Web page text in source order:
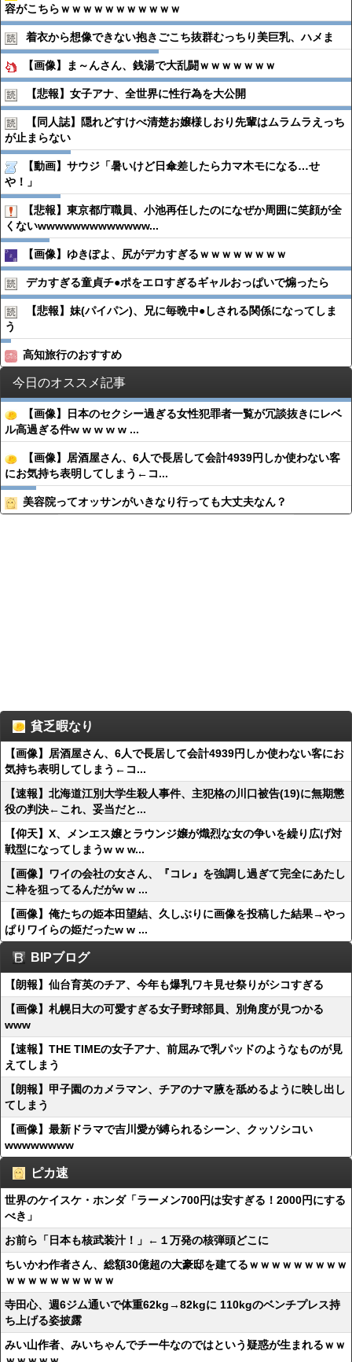
容がこちらｗｗｗｗｗｗｗｗｗｗｗ
着衣から想像できない抱きごこち抜群むっちり美巨乳、ハメま
【画像】ま～んさん、銭湯で大乱闘ｗｗｗｗｗｗｗ
【悲報】女子アナ、全世界に性行為を大公開
【同人誌】隠れどすけべ清楚お嬢様しおり先輩はムラムラえっち
が止まらない
【動画】サウジ「暑いけど日傘差したら力マ木モになる…せ
や！」
【悲報】東京都庁職員、小池再任したのになぜか周囲に笑顔が全
くないwwwwwwwwwwwww...
【画像】ゆきぽよ、尻がデカすぎるｗｗｗｗｗｗｗｗ
デカすぎる童貞チ●︎ポをエロすぎるギャルおっぱいで煽ったら
【悲報】妹(パイパン)、兄に毎晩中●︎しされる関係になってしま
う
高知旅行のおすすめ
今日のオススメ記事
【画像】日本のセクシー過ぎる女性犯罪者一覧が冗談抜きにレベ
ル高過ぎる件w w w w w ...
【画像】居酒屋さん、6人で長居して会計4939円しか使わない客
にお気持ち表明してしまう←コ...
美容院ってオッサンがいきなり行っても大丈夫なん？
貧乏暇なり
【画像】居酒屋さん、6人で長居して会計4939円しか使わない客にお
気持ち表明してしまう←コ...
【速報】北海道江別大学生殺人事件、主犯格の川口被告(19)に無期懲
役の判決←これ、妥当だと...
【仰天】X、メンエス嬢とラウンジ嬢が熾烈な女の争いを繰り広げ対
戦型になってしまうw w w...
【画像】ワイの会社の女さん、『コレ』を強調し過ぎて完全にあたし
こ枠を狙ってるんだがw w ...
【画像】俺たちの姫本田望結、久しぶりに画像を投稿した結果→やっ
ぱりワイらの姫だったw w ...
BIPブログ
【朗報】仙台育英のチア、今年も爆乳ワキ見せ祭りがシコすぎる
【画像】札幌日大の可愛すぎる女子野球部員、別角度が見つかる
www
【速報】THE TIMEの女子アナ、前屈みで乳パッドのようなものが見
えてしまう
【朗報】甲子園のカメラマン、チアのナマ腋を舐めるように映し出し
てしまう
【画像】最新ドラマで吉川愛が縛られるシーン、クッソシコい
wwwwwwww
ピカ速
世界のケイスケ・ホンダ「ラーメン700円は安すぎる！2000円にする
べき」
お前ら「日本も核武装汁！」←１万発の核弾頭どこに
ちいかわ作者さん、総額30億超の大豪邸を建てるｗｗｗｗｗｗｗｗｗ
ｗｗｗｗｗｗｗｗｗｗ
寺田心、週6ジム通いで体重62kg→82kgに 110kgのベンチプレス持
ち上げる姿披露
みい山作者、みいちゃんでチー牛なのではという疑惑が生まれるｗｗ